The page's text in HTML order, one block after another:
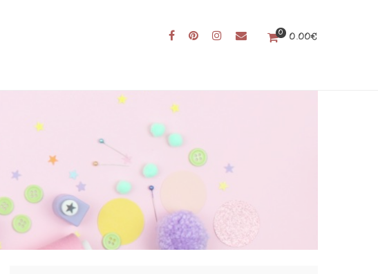
Μονόκερος
Δωρεάν Πατρόν
0 0.00€